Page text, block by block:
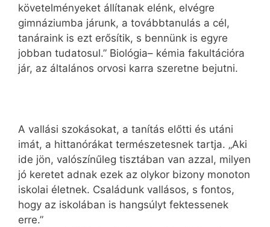
követelményeket állítanak elénk, elvégre
gimnáziumba járunk, a továbbtanulás a cél,
tanáraink is ezt erősítik, s bennünk is egyre
jobban tudatosul.” Biológia– kémia fakultációra
jár, az általános orvosi karra szeretne bejutni.
A vallási szokásokat, a tanítás előtti és utáni
imát, a hittanórákat természetesnek tartja. „Aki
ide jön, valószínűleg tisztában van azzal, milyen
jó keretet adnak ezek az olykor bizony monoton
iskolai életnek. Családunk vallásos, s fontos,
hogy az iskolában is hangsúlyt fektessenek
erre.”